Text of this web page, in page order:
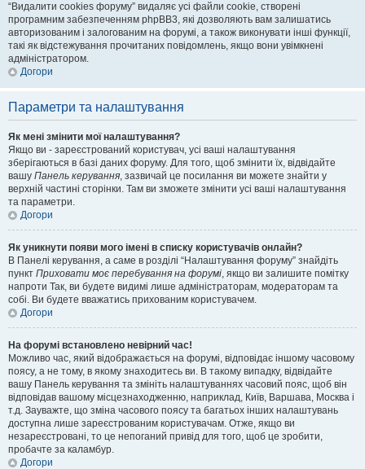
“Видалити cookies форуму” видаляє усі файли cookie, створені
програмним забезпеченням phpBB3, які дозволяють вам залишатись
авторизованим і залогованим на форумі, а також виконувати інші функції,
такі як відстежування прочитаних повідомлень, якщо вони увімкнені
адміністратором.
Догори
Параметри та налаштування
Як мені змінити мої налаштування?
Якщо ви - зареєстрований користувач, усі ваші налаштування
зберігаються в базі даних форуму. Для того, щоб змінити їх, відвідайте
вашу Панель керування, зазвичай це посилання ви можете знайти у
верхній частині сторінки. Там ви зможете змінити усі ваші налаштування
та параметри.
Догори
Як уникнути появи мого імені в списку користувачів онлайн?
В Панелі керування, а саме в розділі “Налаштування форуму” знайдіть
пункт Приховати моє перебування на форумі, якщо ви залишите помітку
напроти Так, ви будете видимі лише адміністраторам, модераторам та
собі. Ви будете вважатись прихованим користувачем.
Догори
На форумі встановлено невірний час!
Можливо час, який відображається на форумі, відповідає іншому часовому
поясу, а не тому, в якому знаходитесь ви. В такому випадку, відвідайте
вашу Панель керування та змініть налаштуваннях часовий пояс, щоб він
відповідав вашому місцезнаходженню, наприклад, Київ, Варшава, Москва і
т.д. Зауважте, що зміна часового поясу та багатьох інших налаштувань
доступна лише зареєстрованим користувачам. Отже, якщо ви
незареєстровані, то це непоганий привід для того, щоб це зробити,
пробачте за каламбур.
Догори